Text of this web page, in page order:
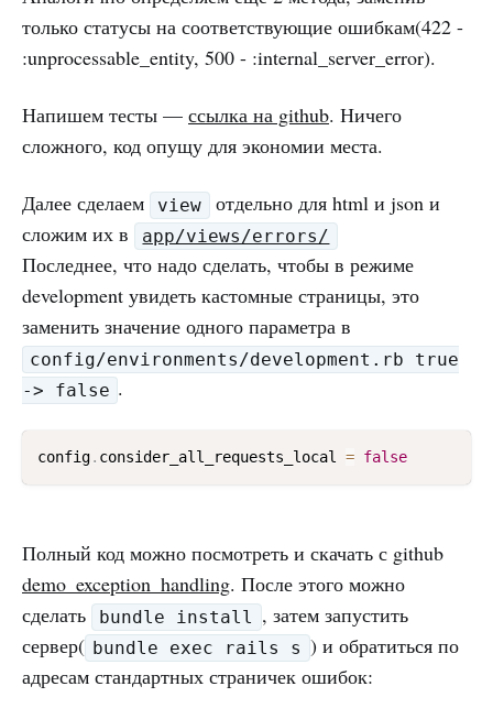
только статусы на соответствующие ошибкам(422 -
:unprocessable_entity, 500 - :internal_server_error).
Напишем тесты — ссылка на github. Ничего
сложного, код опущу для экономии места.
Далее сделаем view
отдельно для html и json и
сложим их в
app/views/errors/
Последнее, что надо сделать, чтобы в режиме
development увидеть кастомные страницы, это
заменить значение одного параметра в
config/environments/development.rb true
-> false .
config. consider_all_requests_local = false
Полный код можно посмотреть и скачать с github
demo_exception_handling. После этого можно
сделать
bundle install , затем запустить
сервер( bundle exec rails s ) и обратиться по
адресам стандартных страничек ошибок: